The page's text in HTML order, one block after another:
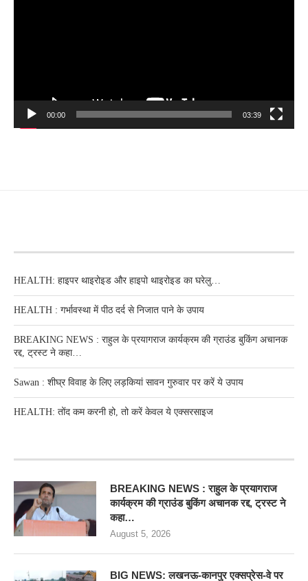
00:00 03:39
HEALTH: हाइपर थाइरोइड और हाइपो थाइरोइड का घरेलु…
HEALTH : गर्भावस्था में पीठ दर्द से निजात पाने के उपाय
BREAKING NEWS : राहुल के प्रयागराज कार्यक्रम की ग्राउंड बुकिंग अचानक
रद्द, ट्रस्ट ने कहा…
Sawan : शीघ्र विवाह के लिए लड़कियां सावन गुरुवार पर करें ये उपाय
HEALTH: तोंद कम करनी हो, तो करें केवल ये एक्सरसाइज
BREAKING NEWS : राहुल के प्रयागराज
कार्यक्रम की ग्राउंड बुकिंग अचानक रद्द, ट्रस्ट ने
कहा…
August 5, 2026
BIG NEWS: लखनऊ-कानपुर एक्सप्रेस-वे पर